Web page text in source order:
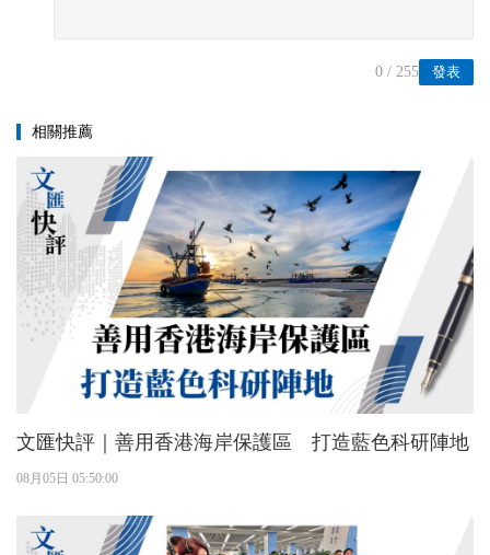
發表
0 / 255
相關推薦
文匯快評｜善用香港海岸保護區 打造藍色科研陣地
08月05日 05:50:00